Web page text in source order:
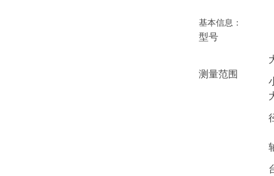
基本信息：
型号
测量范围